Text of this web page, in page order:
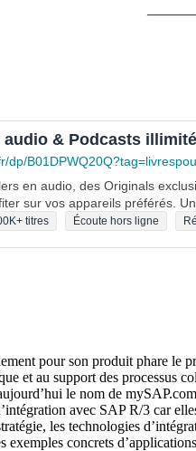
& Podcasts
dp/
en audio, des Originals
sur vos appareils préférés.
titres Écoute hors ligne
pour son produit phare le
et au support des processus
le nom de
avec SAP R/3 car
les technologies
exemples concrets